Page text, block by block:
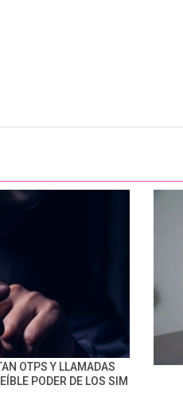
OTPS Y LLAMADAS
PODER DE LOS SIM